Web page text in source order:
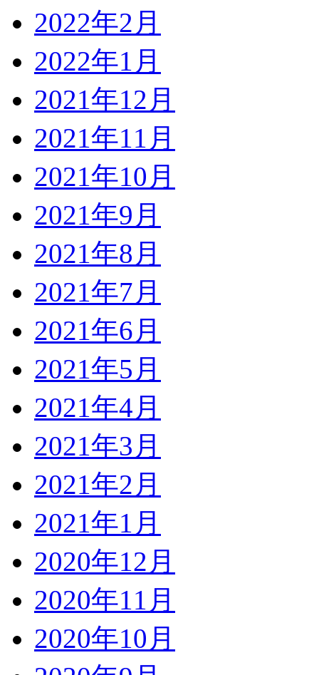
2022年2月
2022年1月
2021年12月
2021年11月
2021年10月
2021年9月
2021年8月
2021年7月
2021年6月
2021年5月
2021年4月
2021年3月
2021年2月
2021年1月
2020年12月
2020年11月
2020年10月